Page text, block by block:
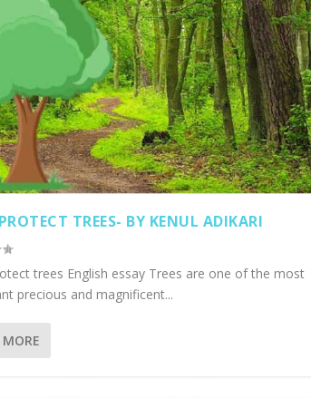
TREES- BY KENUL ADIKARI
trees English essay Trees are one of the most
precious and magnificent...
MORE